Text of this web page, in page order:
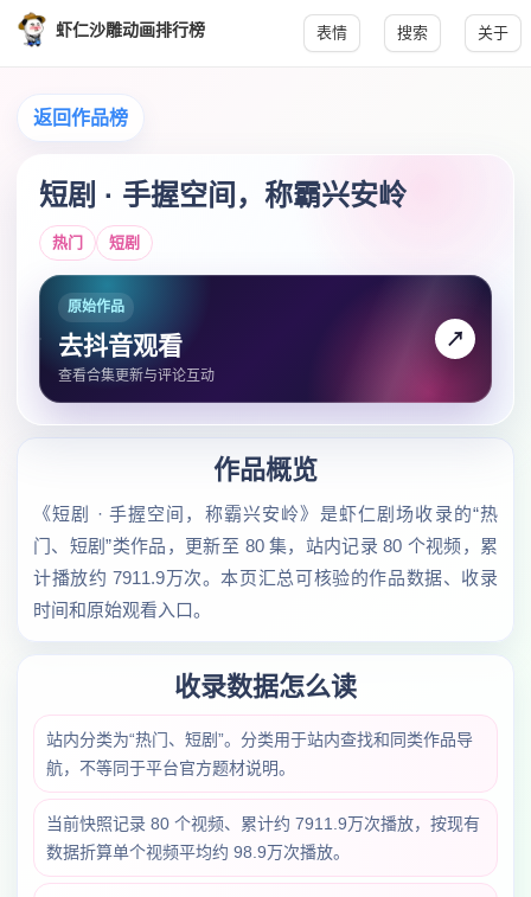
虾仁沙雕动画排行榜 表情 搜索 关于
返回作品榜
短剧 · 手握空间，称霸兴安岭
热门 短剧
原始作品
去抖音观看
查看合集更新与评论互动
↗
作品概览
《短剧 · 手握空间，称霸兴安岭》是虾仁剧场收录的“热
门、短剧”类作品，更新至 80 集，站内记录 80 个视频，累
计播放约 7911.9万次。本页汇总可核验的作品数据、收录
时间和原始观看入口。
收录数据怎么读
站内分类为“热门、短剧”。分类用于站内查找和同类作品导
航，不等同于平台官方题材说明。
当前快照记录 80 个视频、累计约 7911.9万次播放，按现有
数据折算单个视频平均约 98.9万次播放。